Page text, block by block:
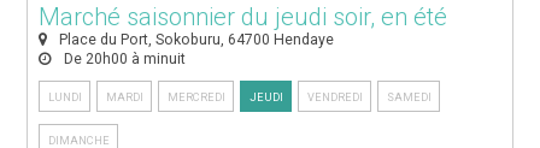
Marché saisonnier du jeudi soir, en été
Place du Port, Sokoburu, 64700 Hendaye
De 20h00 à minuit
LUNDI MARDI MERCREDI JEUDI VENDREDI SAMEDI
DIMANCHE